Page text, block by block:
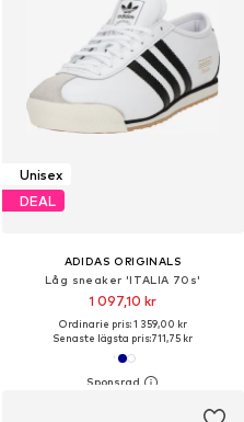
Unisex
DEAL
ADIDAS ORIGINALS
Låg sneaker 'ITALIA 70s'
1 097,10 kr
Ordinarie pris: 1 359,00 kr
Senaste lägsta pris:711,75 kr